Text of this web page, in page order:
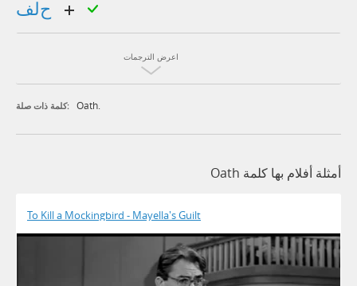
اعرض الترجمات
كلمة ذات صلة: Oath.
أمثلة أفلام بها كلمة Oath
To Kill a Mockingbird - Mayella's Guilt